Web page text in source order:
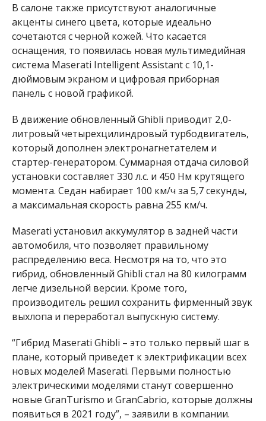
В салоне также присутствуют аналогичные
акценты синего цвета, которые идеально
сочетаются с черной кожей. Что касается
оснащения, то появилась новая мультимедийная
система Maserati Intelligent Assistant с 10,1-
дюймовым экраном и цифровая приборная
панель с новой графикой.
В движение обновленный Ghibli приводит 2,0-
литровый четырехцилиндровый турбодвигатель,
который дополнен электронагнетателем и
стартер-генератором. Суммарная отдача силовой
установки составляет 330 л.с. и 450 Нм крутящего
момента. Седан набирает 100 км/ч за 5,7 секунды,
а максимальная скорость равна 255 км/ч.
Maserati установил аккумулятор в задней части
автомобиля, что позволяет правильному
распределению веса. Несмотря на то, что это
гибрид, обновленный Ghibli стал на 80 килограмм
легче дизельной версии. Кроме того,
производитель решил сохранить фирменный звук
выхлопа и переработал выпускную систему.
“Гибрид Maserati Ghibli – это только первый шаг в
плане, который приведет к электрификации всех
новых моделей Maserati. Первыми полностью
электрическими моделями станут совершенно
новые GranTurismo и GranCabrio, которые должны
появиться в 2021 году”, – заявили в компании.